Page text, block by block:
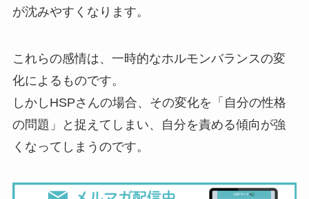
が沈みやすくなります。
これらの感情は、一時的なホルモンバランスの変
化によるものです。
しかしHSPさんの場合、その変化を「自分の性格
の問題」と捉えてしまい、自分を責める傾向が強
くなってしまうのです。